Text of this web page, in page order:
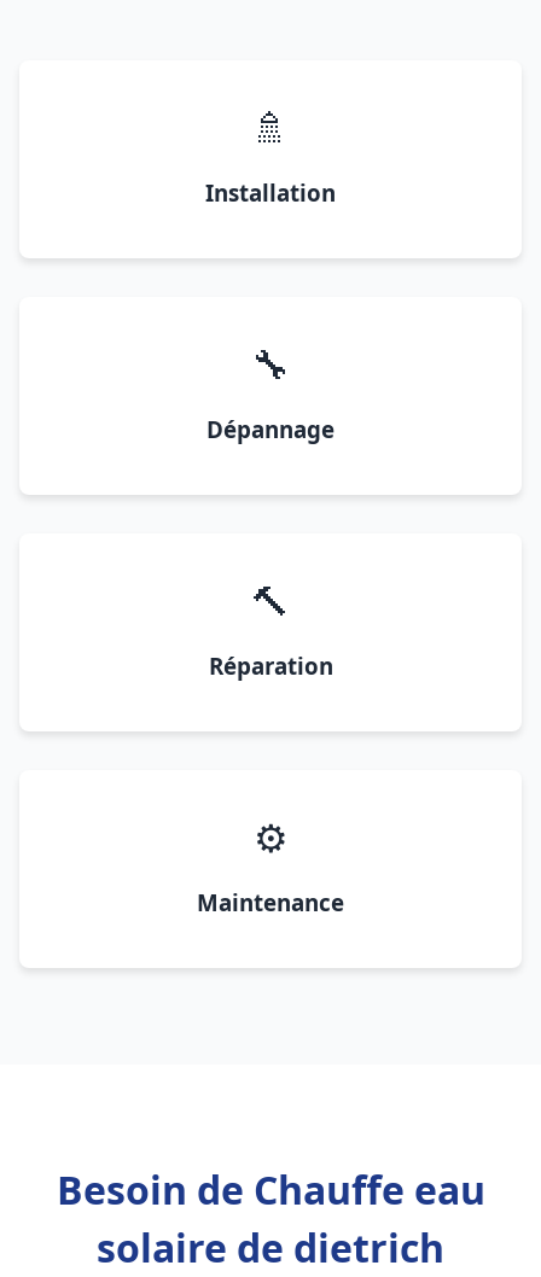
🚿
Installation
🔧
Dépannage
🔨
Réparation
⚙️
Maintenance
Besoin de Chauffe eau
solaire de dietrich